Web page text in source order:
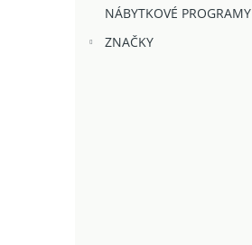
NÁBYTKOVÉ PROGRAMY
ZNAČKY